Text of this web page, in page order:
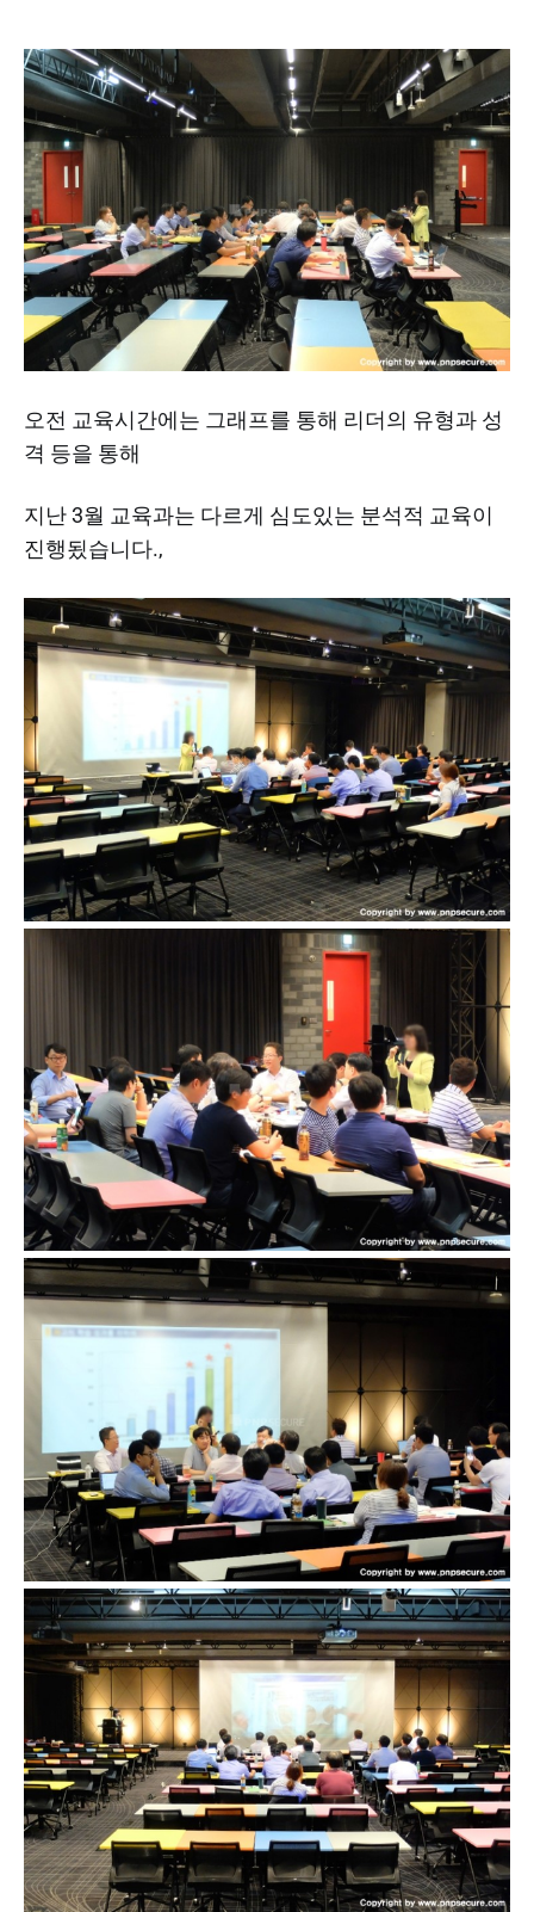
오전 교육시간에는 그래프를 통해 리더의 유형과 성
격 등을 통해
지난 3월 교육과는 다르게 심도있는 분석적 교육이
진행됬습니다.,